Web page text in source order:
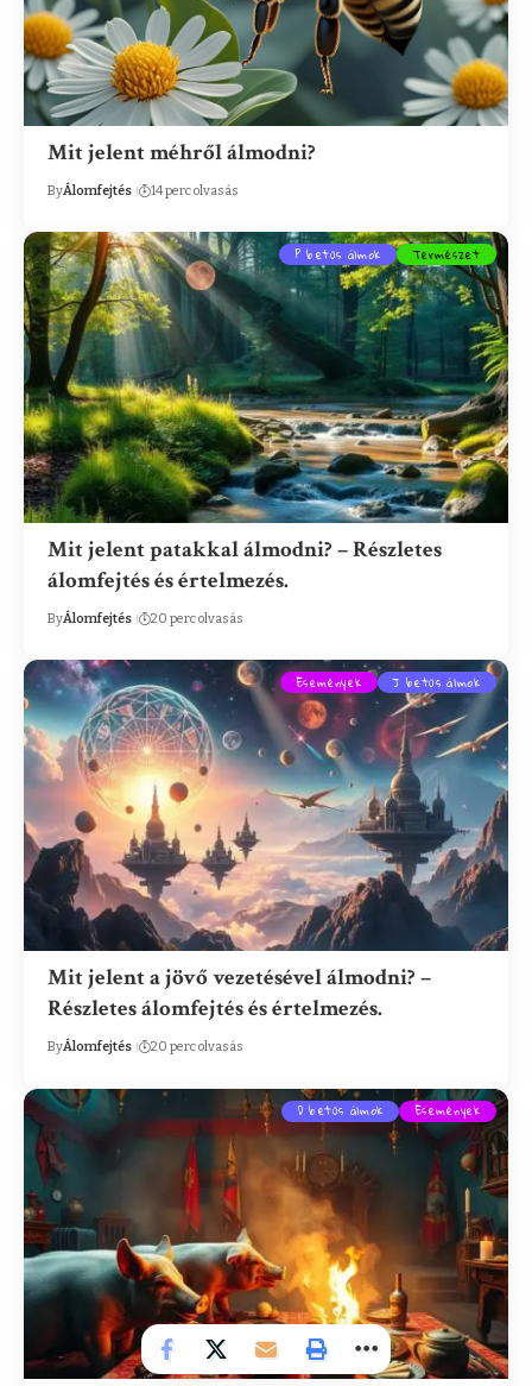
Mit jelent méhről álmodni?
ByÁlomfejtés 14 perc olvasás
P betűs álmok Természet
Mit jelent patakkal álmodni? – Részletes
álomfejtés és értelmezés.
ByÁlomfejtés 20 perc olvasás
Események J betűs álmok
Mit jelent a jövő vezetésével álmodni? –
Részletes álomfejtés és értelmezés.
ByÁlomfejtés 20 perc olvasás
D betűs álmok Események